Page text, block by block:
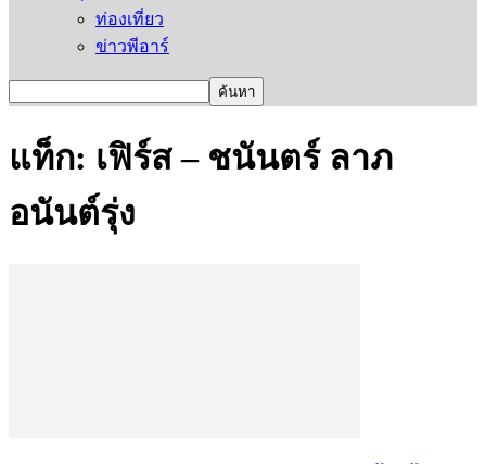
ท่องเที่ยว
ข่าวพีอาร์
แท็ก: เฟิร์ส – ชนันตร์ ลาภ
อนันต์รุ่ง